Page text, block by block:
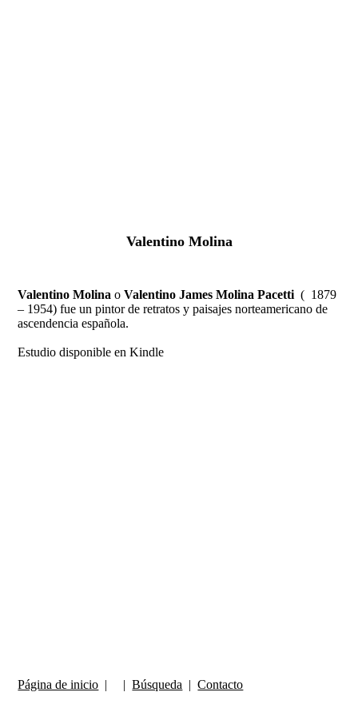
Valentino Molina
Valentino Molinao Valentino James Molina Pacetti ( 1879
– 1954) fue un pintor de retratos y paisajes norteamericano de
ascendencia española.
Estudio disponible en Kindle
Página de inicio | |Búsqueda |Contacto